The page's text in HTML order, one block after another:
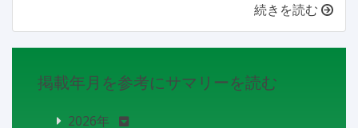
続きを読む
掲載年月を参考にサマリーを読む
2026年